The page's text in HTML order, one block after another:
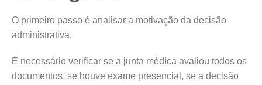
O primeiro passo é analisar a motivação da decisão
administrativa.
É necessário verificar se a junta médica avaliou todos os
documentos, se houve exame presencial, se a decisão